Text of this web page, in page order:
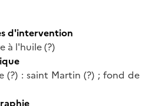
d'intervention
à l'huile (?)
(?) : saint Martin (?) ; fond de